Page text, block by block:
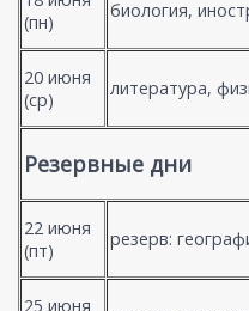
(пн)
биология,
20 июня
(ср)
литература,
Резервные дни
22 июня
(пт)
резерв:
25 июня